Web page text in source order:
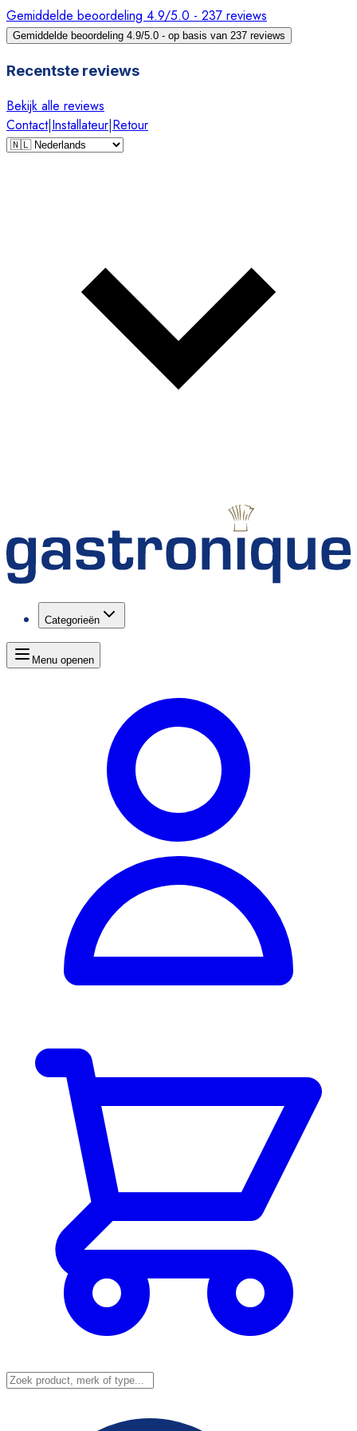
Gemiddelde beoordeling 4.9/5.0 - 237 reviews
Gemiddelde beoordeling 4.9/5.0 - op basis van 237 reviews
Recentste reviews
Bekijk alle reviews
Contact|Installateur|Retour
Categorieën
Menu openen